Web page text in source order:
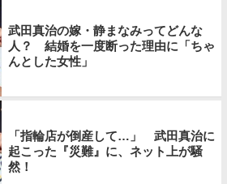
武田真治の嫁・静まなみってどんな
人？ 結婚を一度断った理由に「ちゃ
んとした女性」
「指輪店が倒産して…」 武田真治に
起こった『災難』に、ネット上が騒
然！